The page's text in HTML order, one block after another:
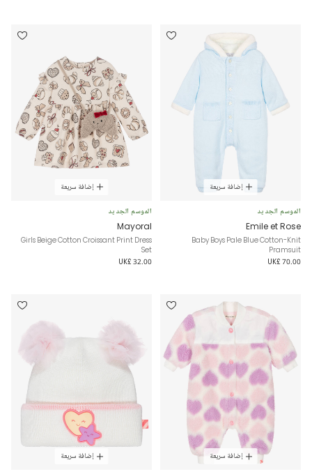
إضافة سريعة
الموسم الجديد
Emile et Rose
Baby Boys Pale Blue Cotton-Knit
Pramsuit
UK£ 70.00
إضافة سريعة
الموسم الجديد
Mayoral
Girls Beige Cotton Croissant Print Dress
Set
UK£ 32.00
إضافة سريعة إضافة سريعة